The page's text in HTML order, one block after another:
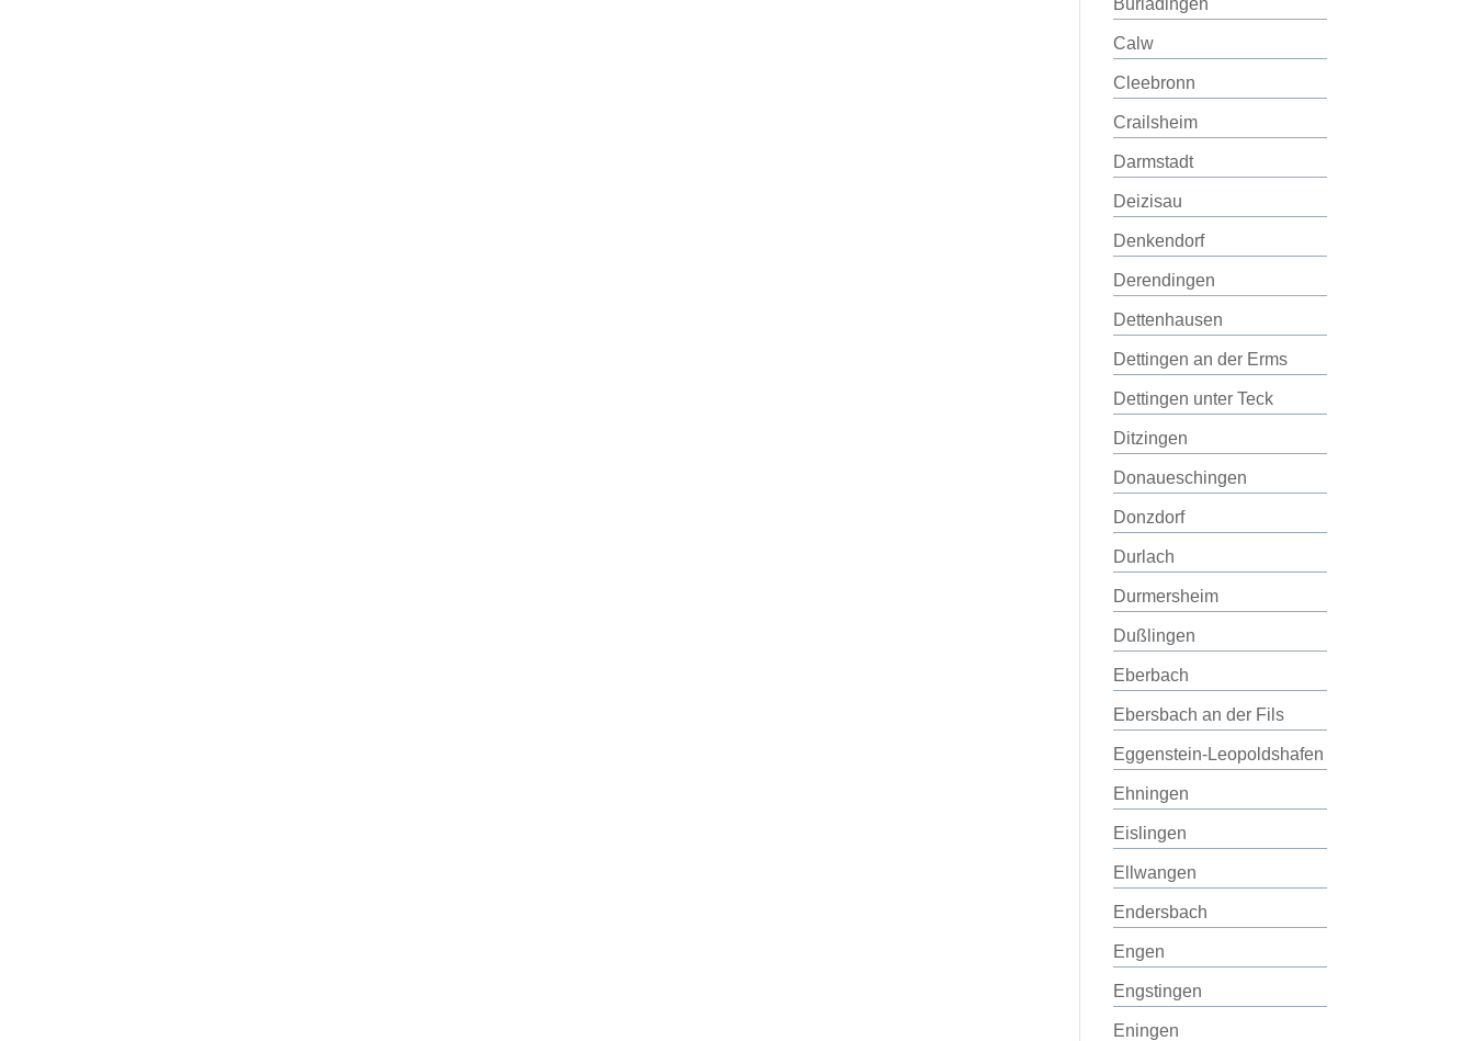
Burladingen
Calw
Cleebronn
Crailsheim
Darmstadt
Deizisau
Denkendorf
Derendingen
Dettenhausen
Dettingen an der Erms
Dettingen unter Teck
Ditzingen
Donaueschingen
Donzdorf
Durlach
Durmersheim
Dußlingen
Eberbach
Ebersbach an der Fils
Eggenstein-Leopoldshafen
Ehningen
Eislingen
Ellwangen
Endersbach
Engen
Engstingen
Eningen